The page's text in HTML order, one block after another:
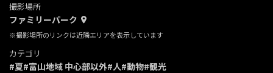
撮影場所
ファミリーパーク
※撮影場所のリンクは近隣エリアを表示しています
カテゴリ
#夏#富山地域 中心部以外#人#動物#観光